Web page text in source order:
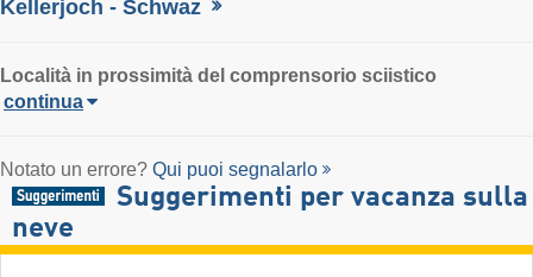
Kellerjoch - Schwaz
Località in prossimità del comprensorio sciistico
continua
Notato un errore? Qui puoi segnalarlo
Suggerimenti per vacanza sulla
neve